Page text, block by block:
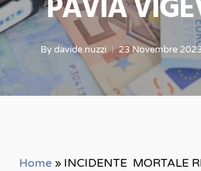
By davide.nuzzi 23 Novembre
Home» INCIDENTE MORTALE